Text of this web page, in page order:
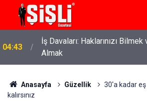
04:43
İş Davaları: Haklarınızı
Almak
Anasayfa Güzellik
30'a kadar
kalırsınız